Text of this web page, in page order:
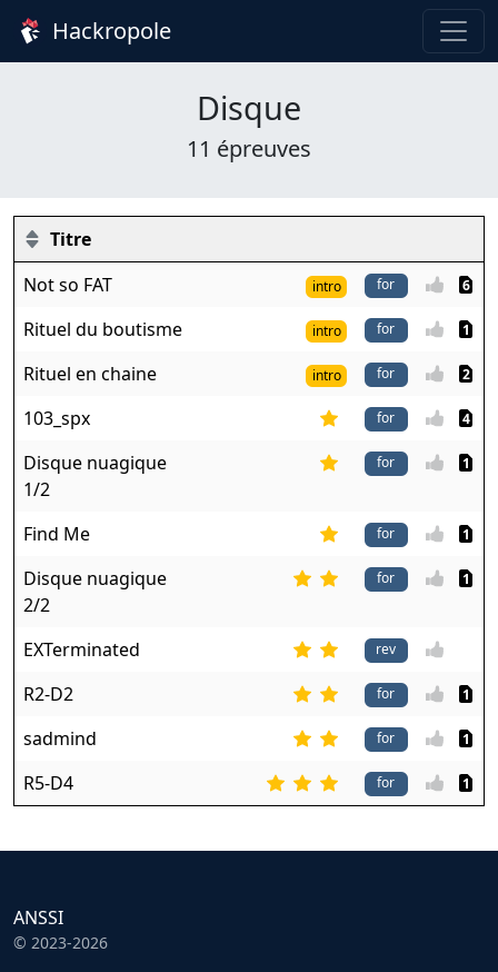
Hackropole
Disque
11 épreuves
Titre
Not so FAT
intro 6
Rituel du boutisme intro 1
Rituel en chaine intro 2
103_spx 4
Disque nuagique
1/2
1
Find Me 1
Disque nuagique
2/2
1
EXTerminated
R2-D2
1
sadmind 1
R5-D4 1
ANSSI
© 2023-2026